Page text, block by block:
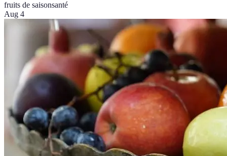
fruits de saisonsanté
Aug 4